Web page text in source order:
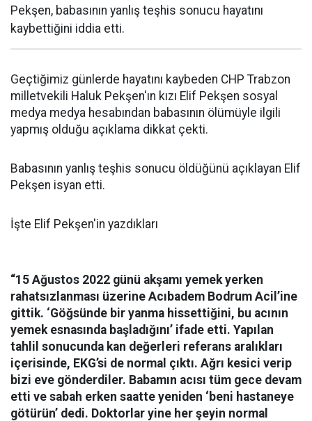
Pekşen, babasının yanlış teşhis sonucu hayatını
kaybettiğini iddia etti.
Geçtiğimiz günlerde hayatını kaybeden CHP Trabzon
milletvekili Haluk Pekşen'ın kızı Elif Pekşen sosyal
medya medya hesabından babasının ölümüyle ilgili
yapmış olduğu açıklama dikkat çekti.
Babasının yanlış teşhis sonucu öldüğünü açıklayan Elif
Pekşen isyan etti.
İşte Elif Pekşen'in yazdıkları
“15 Ağustos 2022 günü akşamı yemek yerken
rahatsızlanması üzerine Acıbadem Bodrum Acil’ine
gittik. ‘Göğsünde bir yanma hissettiğini, bu acının
yemek esnasında başladığını’ ifade etti. Yapılan
tahlil sonucunda kan değerleri referans aralıkları
içerisinde, EKG’si de normal çıktı. Ağrı kesici verip
bizi eve gönderdiler. Babamın acısı tüm gece devam
etti ve sabah erken saatte yeniden ‘beni hastaneye
götürün’ dedi. Doktorlar yine her şeyin normal